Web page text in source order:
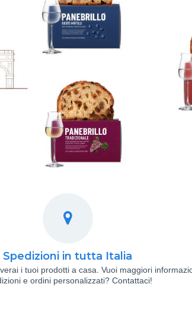
Spedizioni in tutta Italia
i tuoi prodotti a casa. Vuoi maggiori
e ordini personalizzati? Contattaci!